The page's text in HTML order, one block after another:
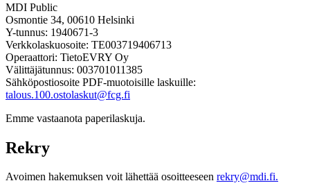
MDI Public
Osmontie 34, 00610 Helsinki
Y-tunnus: 1940671-3
Verkkolaskuosoite: TE003719406713
Operaattori: TietoEVRY Oy
Välittäjätunnus: 003701011385
Sähköpostiosoite PDF-muotoisille laskuille:
talous.100.ostolaskut@fcg.fi
Emme vastaanota paperilaskuja.
Rekry
Avoimen hakemuksen voit lähettää osoitteeseen rekry@mdi.fi.